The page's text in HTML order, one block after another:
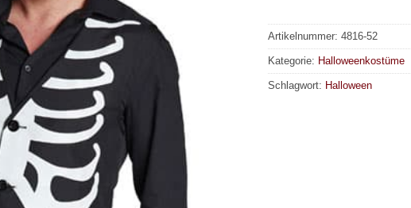
Artikelnummer: 4816-52
Kategorie: Halloweenkostüme
Schlagwort: Halloween